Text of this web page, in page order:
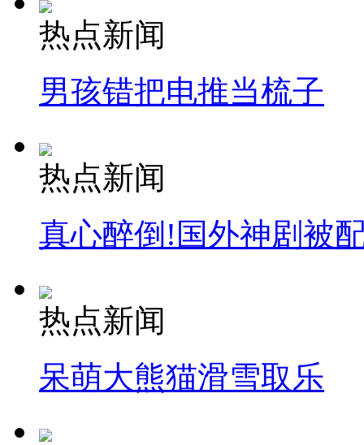
热点新闻
男孩错把电推当梳子
热点新闻
真心醉倒!国外神剧被
热点新闻
呆萌大熊猫滑雪取乐